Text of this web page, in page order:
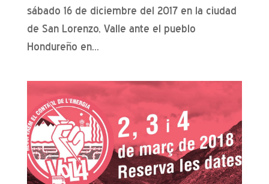
sábado 16 de diciembre del 2017 en la ciudad
de San Lorenzo, Valle ante el pueblo
Hondureño en...